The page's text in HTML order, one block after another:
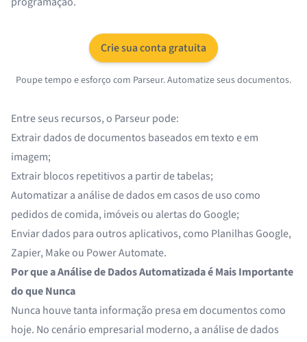
Crie sua conta gratuita
Poupe tempo e esforço com Parseur. Automatize seus documentos.
Entre seus recursos, o Parseur pode:
Extrair dados de documentos baseados em texto e em
imagem;
Extrair blocos repetitivos a partir de tabelas;
Automatizar a análise de dados em casos de uso como
pedidos de comida, imóveis ou alertas do Google;
Enviar dados para outros aplicativos, como Planilhas Google,
Zapier, Makeou Power Automate.
Por que a Análise de Dados Automatizada é Mais Importante
do que Nunca
Nunca houve tanta informação presa em documentos como
hoje. No cenário empresarial moderno, a análise de dados